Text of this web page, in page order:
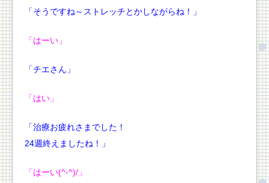
「そうですね～ストレッチとかしながらね！」
「はーい」
「チエさん」
「はい」
「治療お疲れさまでした！
24週終えましたね！」
「はーい(^-^)/」